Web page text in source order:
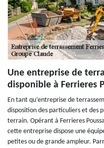
Une entreprise de
disponible à Ferrieres
En tant qu’entreprise de
disposition des particuliers et des
terrain. Opérant à Ferrieres
cette entreprise dispose une
petites ou de grande ampleur.